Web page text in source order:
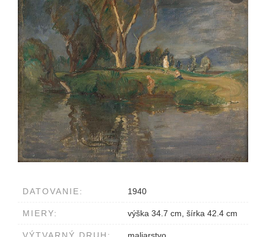
DATOVANIE: 1940
MIERY: výška 34.7 cm, šírka 42.4 cm
VÝTVARNÝ DRUH: maliarstvo